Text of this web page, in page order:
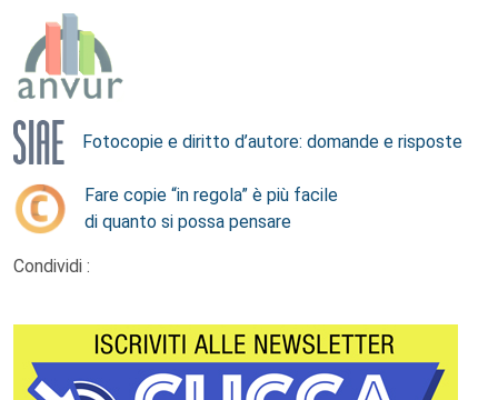
Fotocopie e diritto d’autore: domande e risposte
Fare copie “in regola” è più facile
di quanto si possa pensare
Condividi :